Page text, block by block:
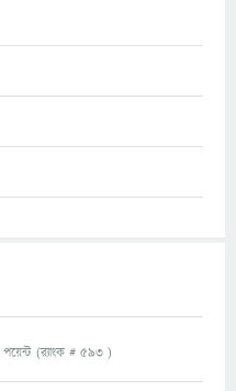
পয়েন্ট (র‌্যাংক # 593 )